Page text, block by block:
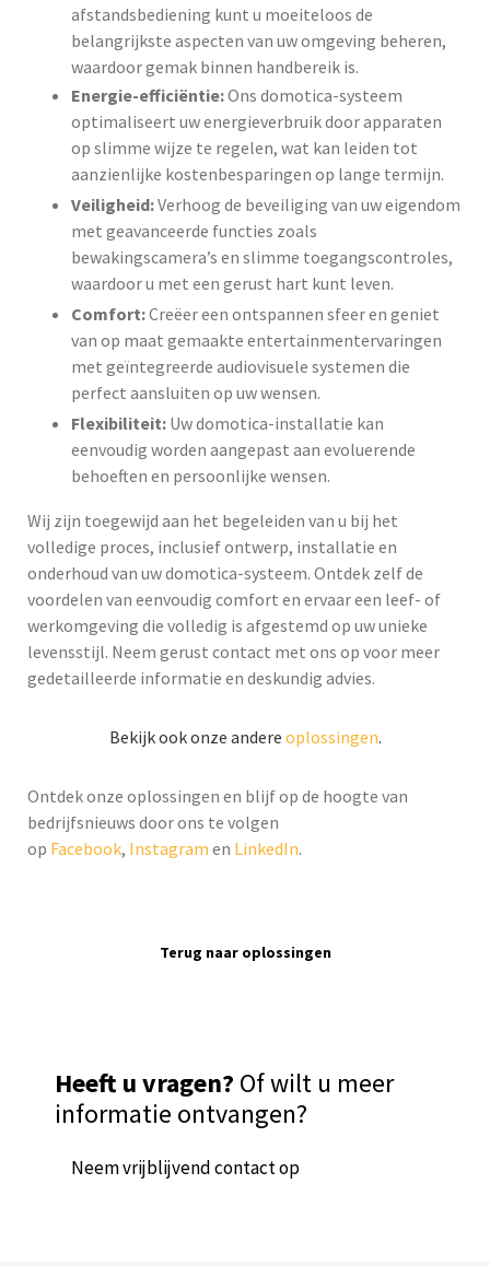
afstandsbediening kunt u moeiteloos de
belangrijkste aspecten van uw omgeving beheren,
waardoor gemak binnen handbereik is.
Energie-efficiëntie:Ons domotica-systeem
optimaliseert uw energieverbruik door apparaten
op slimme wijze te regelen, wat kan leiden tot
aanzienlijke kostenbesparingen op lange termijn.
Veiligheid:Verhoog de beveiliging van uw eigendom
met geavanceerde functies zoals
bewakingscamera’s en slimme toegangscontroles,
waardoor u met een gerust hart kunt leven.
Comfort:Creëer een ontspannen sfeer en geniet
van op maat gemaakte entertainmentervaringen
met geïntegreerde audiovisuele systemen die
perfect aansluiten op uw wensen.
Flexibiliteit: Uw domotica-installatie kan
eenvoudig worden aangepast aan evoluerende
behoeften en persoonlijke wensen.
Wij zijn toegewijd aan het begeleiden van u bij het
volledige proces, inclusief ontwerp, installatie en
onderhoud van uw domotica-systeem. Ontdek zelf de
voordelen van eenvoudig comfort en ervaar een leef- of
werkomgeving die volledig is afgestemd op uw unieke
levensstijl. Neem gerust contact met ons op voor meer
gedetailleerde informatie en deskundig advies.
Bekijk ook onze andere oplossingen.
Ontdek onze oplossingen en blijf op de hoogte van
bedrijfsnieuws door ons te volgen
op Facebook, Instagram en LinkedIn.
Terug naar oplossingen
Heeft u vragen? Of wilt u meer
informatie ontvangen?
Neem vrijblijvend contact op